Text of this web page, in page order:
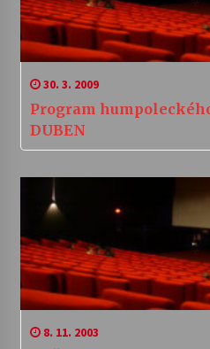
30. 3. 2009
Program
DUBEN
8. 11. 2003